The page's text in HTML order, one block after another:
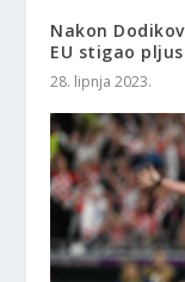
Nakon
EU stigao
28. lipnja 2023.